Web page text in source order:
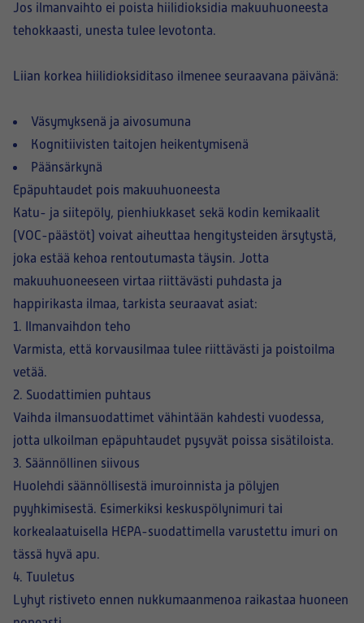
Jos ilmanvaihto ei poista hiilidioksidia makuuhuoneesta
tehokkaasti, unesta tulee levotonta.
Liian korkea hiilidioksiditaso ilmenee seuraavana päivänä:
Väsymyksenä ja aivosumuna
Kognitiivisten taitojen heikentymisenä
Päänsärkynä
Epäpuhtaudet pois makuuhuoneesta
Katu- ja siitepöly, pienhiukkaset sekä kodin kemikaalit
(VOC-päästöt) voivat aiheuttaa hengitysteiden ärsytystä,
joka estää kehoa rentoutumasta täysin. Jotta
makuuhuoneeseen virtaa riittävästi puhdasta ja
happirikasta ilmaa, tarkista seuraavat asiat:
1. Ilmanvaihdon teho
Varmista, että korvausilmaa tulee riittävästi ja poistoilma
vetää.
2. Suodattimien puhtaus
Vaihda ilmansuodattimet vähintään kahdesti vuodessa,
jotta ulkoilman epäpuhtaudet pysyvät poissa sisätiloista.
3. Säännöllinen siivous
Huolehdi säännöllisestä imuroinnista ja pölyjen
pyyhkimisestä. Esimerkiksi keskuspölynimuri tai
korkealaatuisella HEPA-suodattimella varustettu imuri on
tässä hyvä apu.
4. Tuuletus
Lyhyt ristiveto ennen nukkumaanmenoa raikastaa huoneen